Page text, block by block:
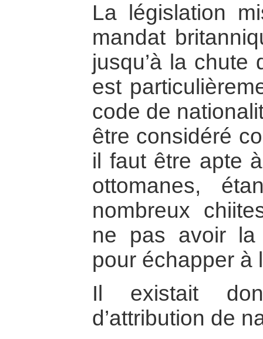
La législation
mandat
jusqu’à la chute
est
code de
être considéré
il faut être apte
ottomanes,
nombreux
ne pas avoir la
pour échapper à
Il existait
d’attribution de